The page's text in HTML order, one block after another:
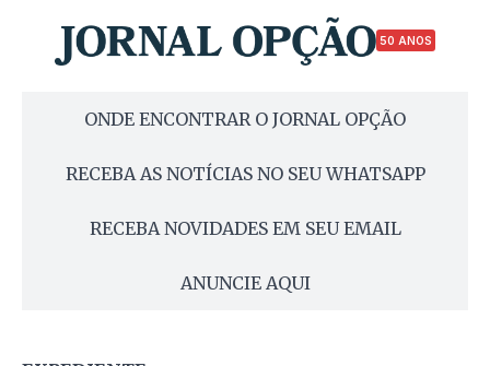
50 ANOS
ONDE ENCONTRAR O JORNAL OPÇÃO
RECEBA AS NOTÍCIAS NO SEU WHATSAPP
RECEBA NOVIDADES EM SEU EMAIL
ANUNCIE AQUI